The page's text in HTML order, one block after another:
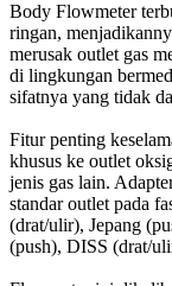
Body Flowmeter
ringan,
merusak outlet gas
di lingkungan
sifatnya yang tidak
Fitur penting
khusus ke outlet
jenis gas lain.
standar outlet pada
(drat/ulir), Jepang
(push), DISS (drat/